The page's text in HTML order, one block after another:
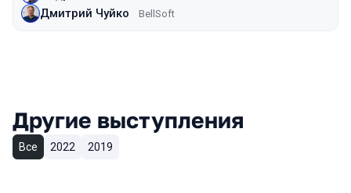
Дмитрий Чуйко BellSoft
Другие выступления
Все 2022 2019